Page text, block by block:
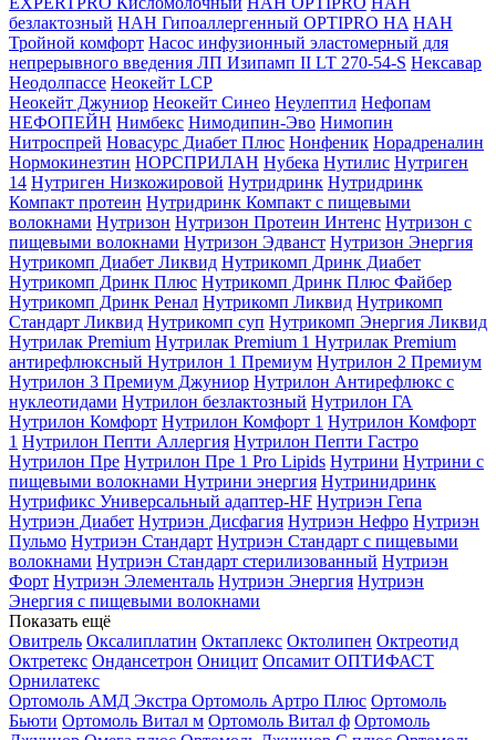
безлактозный НАН Гипоаллергенный OPTIPRO HA НАН
Тройной комфорт Насос инфузионный эластомерный для
непрерывного введения ЛП Изипамп II LT 270-54-S Нексавар
Неодолпассе Неокейт LCP
Неокейт Джуниор Неокейт Синео Неулептил Нефопам
НЕФОПЕЙН Нимбекс Нимодипин-Эво Нимопин
Нитроспрей Новасурс Диабет Плюс Нонфеник Норадреналин
Нормокинезтин НОРСПРИЛАН Нубека Нутилис Нутриген
14 Нутриген Низкожировой Нутридринк Нутридринк
Компакт протеин Нутридринк Компакт с пищевыми
волокнами Нутризон Нутризон Протеин Интенс Нутризон с
пищевыми волокнами Нутризон Эдванст Нутризон Энергия
Нутрикомп Диабет Ликвид Нутрикомп Дринк Диабет
Нутрикомп Дринк Плюс Нутрикомп Дринк Плюс Файбер
Нутрикомп Дринк Ренал Нутрикомп Ликвид Нутрикомп
Стандарт Ликвид Нутрикомп суп Нутрикомп Энергия Ликвид
Нутрилак Premium Нутрилак Premium 1 Нутрилак Premium
антирефлюксный Нутрилон 1 Премиум Нутрилон 2 Премиум
Нутрилон 3 Премиум Джуниор Нутрилон Антирефлюкс с
нуклеотидами Нутрилон безлактозный Нутрилон ГА
Нутрилон Комфорт Нутрилон Комфорт 1 Нутрилон Комфорт
1 Нутрилон Пепти Аллергия Нутрилон Пепти Гастро
Нутрилон Пре Нутрилон Пре 1 Pro Lipids Нутрини Нутрини с
пищевыми волокнами Нутрини энергия Нутринидринк
Нутрификс Универсальный адаптер-HF Нутриэн Гепа
Нутриэн Диабет Нутриэн Дисфагия Нутриэн Нефро Нутриэн
Пульмо Нутриэн Стандарт Нутриэн Стандарт с пищевыми
волокнами Нутриэн Стандарт стерилизованный Нутриэн
Форт Нутриэн Элементаль Нутриэн Энергия Нутриэн
Энергия с пищевыми волокнами
Показать ещё
Овитрель Оксалиплатин Октаплекс Октолипен Октреотид
Октретекс Ондансетрон Оницит Опсамит ОПТИФАСТ
Орнилатекс
Ортомоль АМД Экстра Ортомоль Артро Плюс Ортомоль
Бьюти Ортомоль Витал м Ортомоль Витал ф Ортомоль